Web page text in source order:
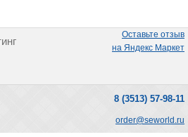
Оставьте отзыв
на Яндекс Маркет
8 (3513) 57-98-11
order@seworld.ru